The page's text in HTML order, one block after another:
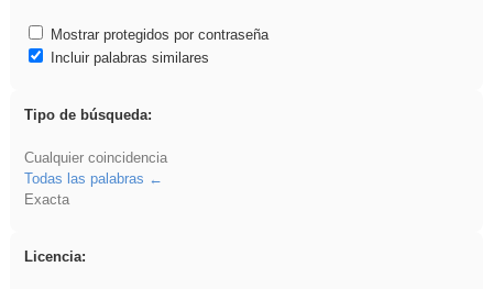
Mostrar protegidos por contraseña
Incluir palabras similares
Tipo de búsqueda:
Cualquier coincidencia
Todas las palabras
Exacta
Licencia: